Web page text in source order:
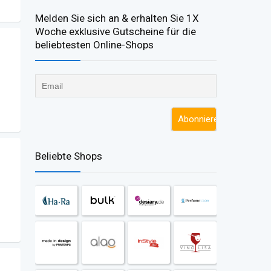
Melden Sie sich an & erhalten Sie 1X
Woche exklusive Gutscheine für die
beliebtesten Online-Shops​
Beliebte Shops